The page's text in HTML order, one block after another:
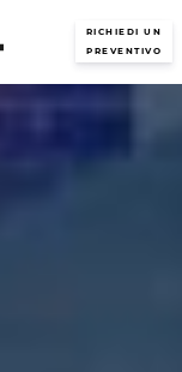
RICHIEDI UN
PREVENTIVO